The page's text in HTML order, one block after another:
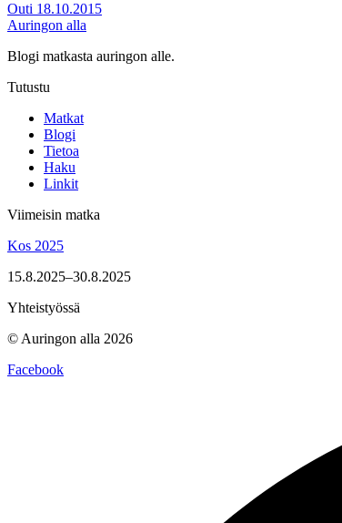
Outi 18.10.2015
Auringon alla
Blogi matkasta auringon alle.
Tutustu
Matkat
Blogi
Tietoa
Haku
Linkit
Viimeisin matka
Kos 2025
15.8.2025–30.8.2025
Yhteistyössä
© Auringon alla 2026
Facebook